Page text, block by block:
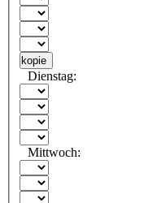
kopie
Dienstag:
Mittwoch: